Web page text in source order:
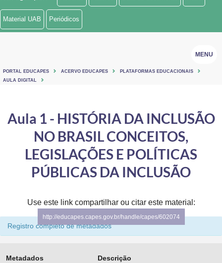
Ministério de Minas e Energia
Ministério do Turismo
Controladoria-Geral da União
Secretaria-Geral
Gabinete de Segurança Institucional
Advocacia-Geral da União
MENU
Material UAB Periódicos
PORTAL EDUCAPES ACERVO EDUCAPES
PLATAFORMAS EDUCACIONAIS
AULA DIGITAL
Aula 1 - HISTÓRIA DA INCLUSÃO
NO BRASIL CONCEITOS,
LEGISLAÇÕES E POLÍTICAS
PÚBLICAS DA INCLUSÃO
Use este link compartilhar ou citar este material:
http://educapes.capes.gov.br/handle/capes/602074
Registro completo de metadados
Metadados Descrição